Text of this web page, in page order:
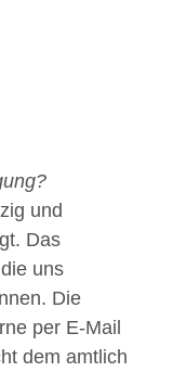
und
Das
uns
Die
per E-Mail
dem amtlich